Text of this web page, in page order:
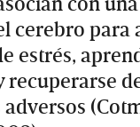
cerebro para
estrés,
recuperarse